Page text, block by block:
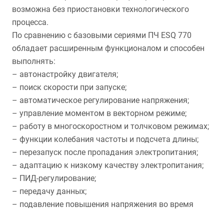
возможна без приостановки технологического
процесса.
По сравнению с базовыми сериями ПЧ ESQ 770
обладает расширенным функционалом и способен
выполнять:
– автонастройку двигателя;
– поиск скорости при запуске;
– автоматическое регулирование напряжения;
– управление моментом в векторном режиме;
– работу в многоскоростном и толчковом режимах;
– функции колебания частоты и подсчета длины;
– перезапуск после пропадания электропитания;
– адаптацию к низкому качеству электропитания;
– ПИД-регулирование;
– передачу данных;
– подавление повышения напряжения во время